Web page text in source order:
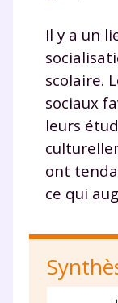
Il y a un
scolaire.
sociaux
leurs
ont
ce qui
Votre
vous envoyer
désinscrire à
en savoir
personnelles
consulter